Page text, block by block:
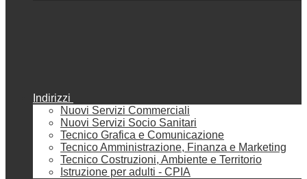
Indirizzi
Nuovi Servizi Commerciali
Nuovi Servizi Socio Sanitari
Tecnico Grafica e Comunicazione
Tecnico Amministrazione, Finanza e Marketing
Tecnico Costruzioni, Ambiente e Territorio
Istruzione per adulti - CPIA